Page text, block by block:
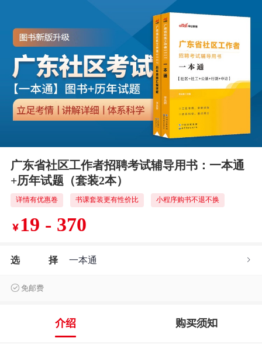
广东省社区工作者招聘考试辅导用书：一本通
+历年试题（套装2本）
详情有优惠卷 书课套装更有性价比 小程序购书不退不换
￥19 - 370
选 择 一本通
免邮费
介绍 购买须知